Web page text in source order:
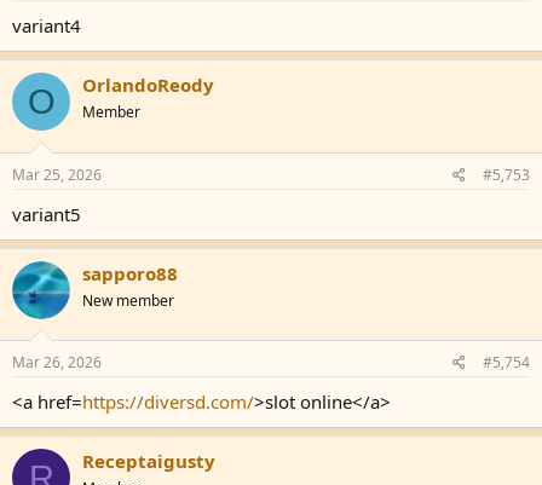
variant4
O OrlandoReody
Member
Mar 25, 2026 #5,753
variant5
sapporo88
New member
Mar 26, 2026 #5,754
<a href=https://diversd.com/>slot online</a>
R Receptaigusty